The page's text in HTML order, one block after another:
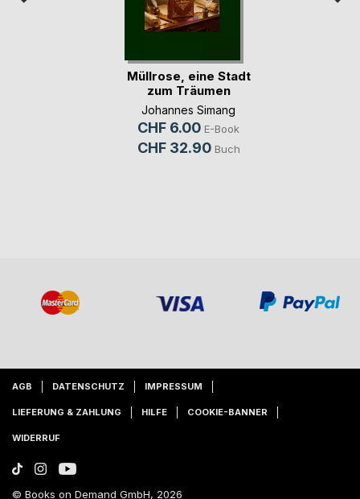
Müllrose, eine Stadt
zum Träumen
Johannes Simang
CHF 6.00 E-Book
CHF 32.90 Buch
AGB DATENSCHUTZ IMPRESSUM
LIEFERUNG & ZAHLUNG HILFE COOKIE-BANNER
WIDERRUF
© Books on Demand GmbH, 2026